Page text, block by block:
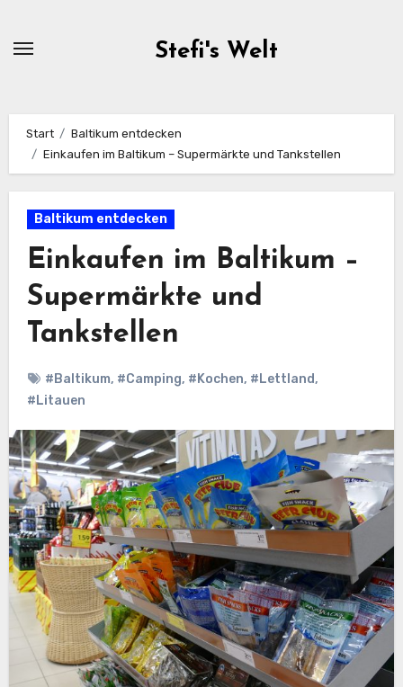
Stefi's Welt
Start
Baltikum entdecken
Einkaufen im Baltikum – Supermärkte und Tankstellen
Baltikum entdecken
Einkaufen im Baltikum –
Supermärkte und
Tankstellen
#Baltikum, #Camping, #Kochen, #Lettland,
#Litauen